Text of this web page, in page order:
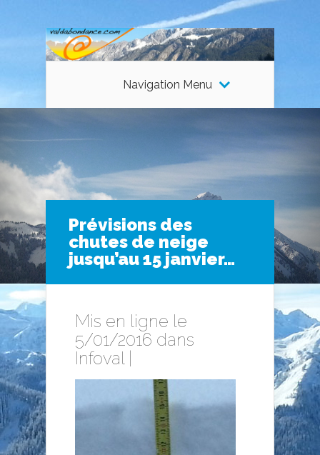
Navigation Menu
Prévisions des
chutes de neige
jusqu’au 15 janvier…
Mis en ligne le
5/01/2016 dans
Infoval